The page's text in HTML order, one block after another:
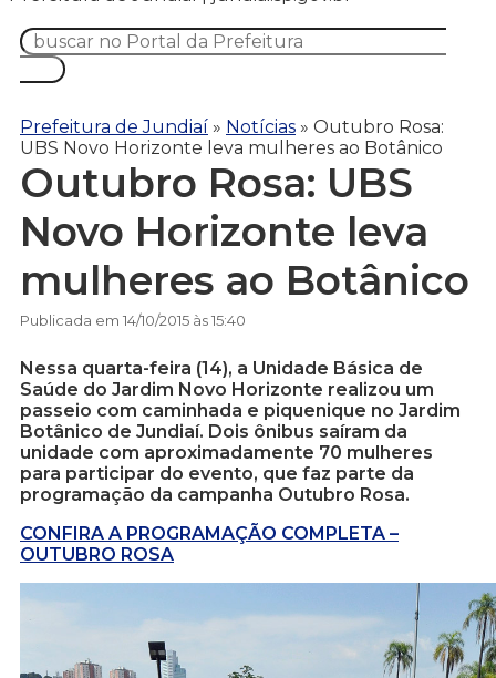
Prefeitura de Jundiaí » Notícias » Outubro Rosa:
UBS Novo Horizonte leva mulheres ao Botânico
Outubro Rosa: UBS
Novo Horizonte leva
mulheres ao Botânico
Publicada em 14/10/2015 às 15:40
Nessa quarta-feira (14), a Unidade Básica de
Saúde do Jardim Novo Horizonte realizou um
passeio com caminhada e piquenique no Jardim
Botânico de Jundiaí. Dois ônibus saíram da
unidade com aproximadamente 70 mulheres
para participar do evento, que faz parte da
programação da campanha Outubro Rosa.
CONFIRA A PROGRAMAÇÃO COMPLETA –
OUTUBRO ROSA